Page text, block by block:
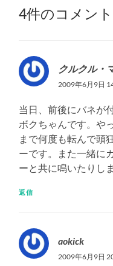
4件のコメント
クルクル・
2009年6月9日
当日、前後にバネが
ボクちゃんです。や
まで何度も転んで頭
ーです。また一緒に
ーと共に鳴いたりし
返信
aokick
2009年6月9日